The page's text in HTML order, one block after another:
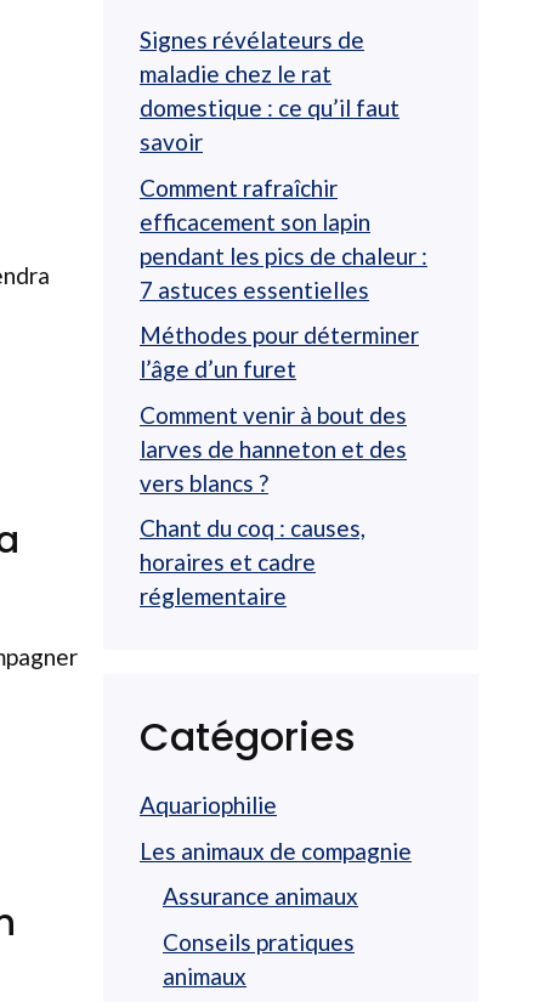
Signes révélateurs de
maladie chez le rat
domestique : ce qu’il faut
savoir
Comment rafraîchir
efficacement son lapin
pendant les pics de chaleur :
7 astuces essentielles
Méthodes pour déterminer
l’âge d’un furet
Comment venir à bout des
larves de hanneton et des
vers blancs ?
Chant du coq : causes,
horaires et cadre
réglementaire
Catégories
Aquariophilie
Les animaux de compagnie
Assurance animaux
Conseils pratiques
animaux